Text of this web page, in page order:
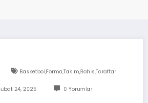
Basketbol,forma,takım,bahis,taraftar
24, 2025 0 Yorumlar